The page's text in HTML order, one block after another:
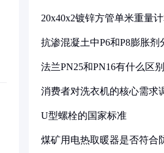
20x40x2镀锌方管单米重量
抗渗混凝土中P6和P8膨胀剂
法兰PN25和PN16有什么区别
消费者对洗衣机的核心需求
U型螺栓的国家标准
煤矿用电热取暖器是否符合